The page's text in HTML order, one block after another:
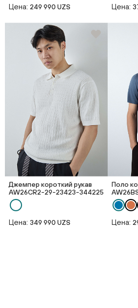
Цена: 249 990 UZS Цена:
Джемпер короткий рукав
AW26CR2-29-23423-344225
Цена: 349 990 UZS
Поло
Цена: